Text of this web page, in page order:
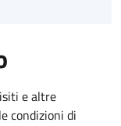
e altre
condizioni di